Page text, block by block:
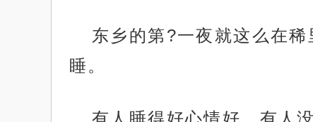
东乡的第?一夜就这么在
睡。
有人睡得好心情好，有人